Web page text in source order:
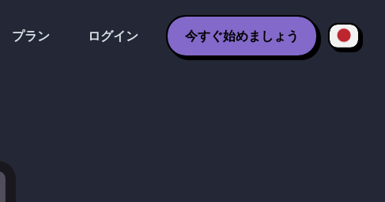
プラン ログイン 今すぐ始めましょう